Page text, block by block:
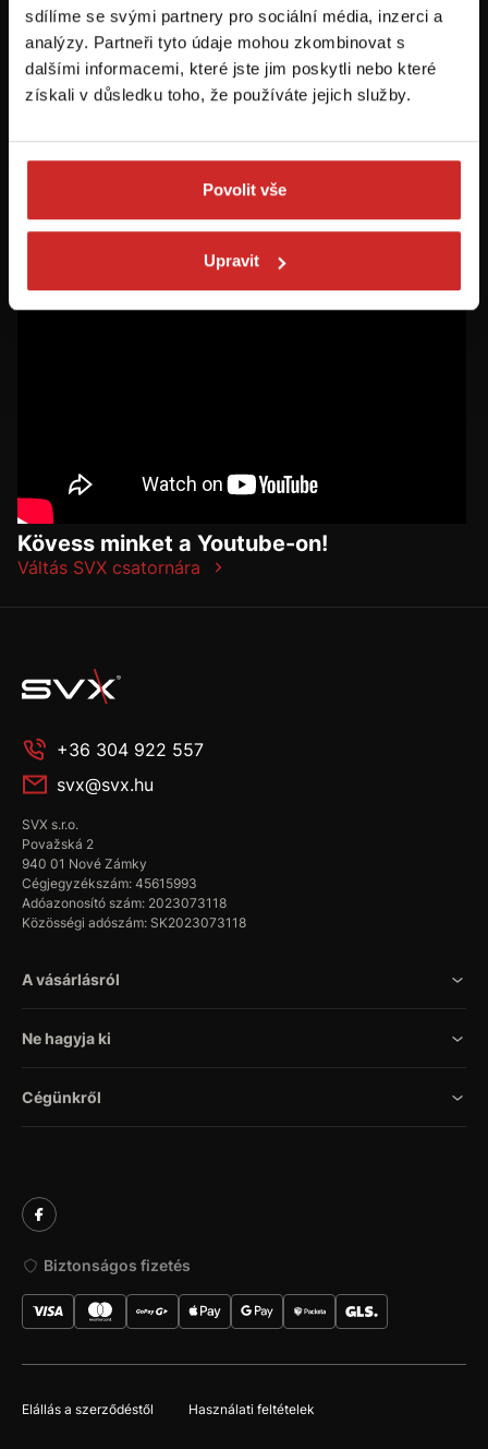
sdílíme se svými partnery pro sociální média, inzerci a
analýzy. Partneři tyto údaje mohou zkombinovat s
dalšími informacemi, které jste jim poskytli nebo které
získali v důsledku toho, že používáte jejich služby.
Povolit vše
Upravit
Először jár az svx.hu-n? Regisztráljon és
szerezzen áttekintést az aktuális
újdonságokról és akciókról.
Hozzájárulok a személyes adatok feldolgozásához üzleti
ajánlott!
Kövess minket a Youtube-on!
Váltás SVX csatornára
+36 304 922 557
svx@svx.hu
SVX s.r.o.
Považská 2
940 01 Nové Zámky
Cégjegyzékszám: 45615993
Adóazonosító szám: 2023073118
Közösségi adószám: SK2023073118
A vásárlásról
Ne hagyja ki
Cégünkről
Biztonságos fizetés
Elállás a szerződéstől Használati feltételek